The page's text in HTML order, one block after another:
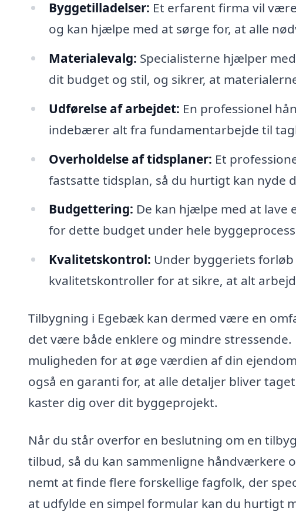
Byggetilladelser: Et erfarent firma vil
og kan hjælpe med at sørge for, at alle
Materialevalg: Specialisterne hjælper
dit budget og stil, og sikrer, at
Udførelse af arbejdet: En professionel
indebærer alt fra fundamentarbejde til
Overholdelse af tidsplaner: Et
fastsatte tidsplan, så du hurtigt kan nyde
Budgettering: De kan hjælpe med at lave
for dette budget under hele
Kvalitetskontrol: Under byggeriets
kvalitetskontroller for at sikre, at alt
Tilbygning i Egebæk kan dermed være en
det være både enklere og mindre
muligheden for at øge værdien af din
også en garanti for, at alle detaljer bliver
kaster dig over dit byggeprojekt.
Når du står overfor en beslutning om en
tilbud, så du kan sammenligne håndværkere
nemt at finde flere forskellige fagfolk, der
at udfylde en simpel formular kan du hurtigt